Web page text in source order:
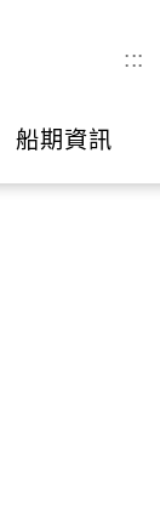
:::
船期資訊